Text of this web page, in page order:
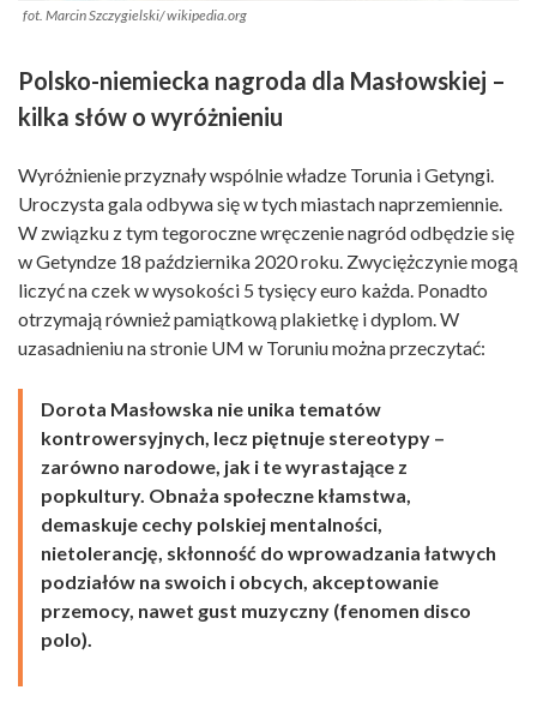
fot. Marcin Szczygielski/ wikipedia.org
Polsko-niemiecka nagroda dla Masłowskiej –
kilka słów o wyróżnieniu
Wyróżnienie przyznały wspólnie władze Torunia i Getyngi.
Uroczysta gala odbywa się w tych miastach naprzemiennie.
W związku z tym tegoroczne wręczenie nagród odbędzie się
w Getyndze 18 października 2020 roku. Zwyciężczynie mogą
liczyć na czek w wysokości 5 tysięcy euro każda. Ponadto
otrzymają również pamiątkową plakietkę i dyplom. W
uzasadnieniu na stronie UM w Toruniu można przeczytać:
Dorota Masłowska nie unika tematów
kontrowersyjnych, lecz piętnuje stereotypy –
zarówno narodowe, jak i te wyrastające z
popkultury. Obnaża społeczne kłamstwa,
demaskuje cechy polskiej mentalności,
nietolerancję, skłonność do wprowadzania łatwych
podziałów na swoich i obcych, akceptowanie
przemocy, nawet gust muzyczny (fenomen disco
polo).